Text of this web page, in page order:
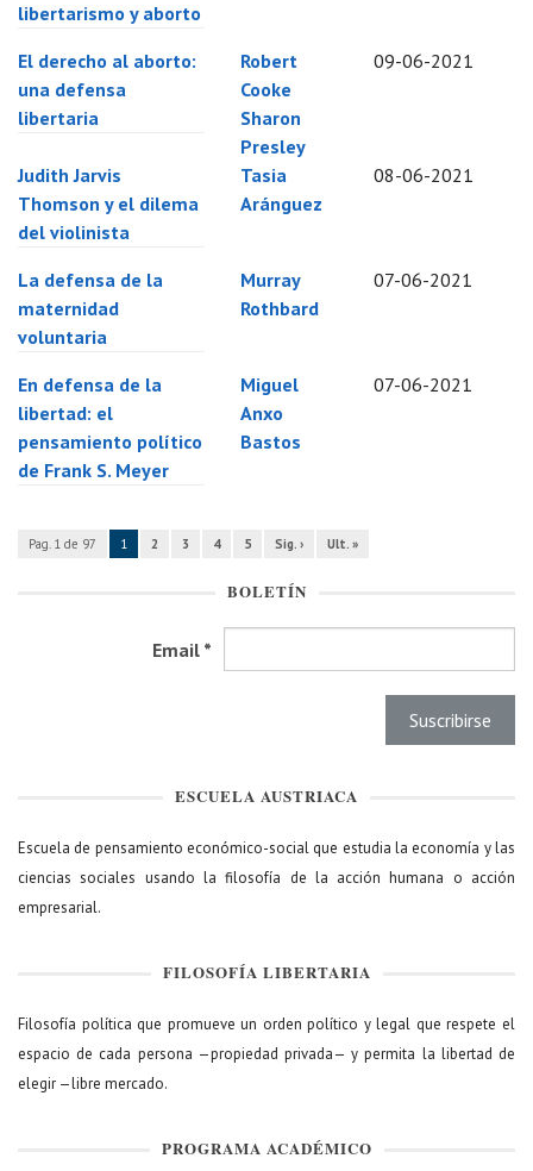
libertarismo y aborto
El derecho al aborto:
una defensa
libertaria
Robert
Cooke
Sharon
Presley
09-06-2021
Judith Jarvis
Thomson y el dilema
del violinista
Tasia
Aránguez
08-06-2021
La defensa de la
maternidad
voluntaria
Murray
Rothbard
07-06-2021
En defensa de la
libertad: el
pensamiento político
de Frank S. Meyer
Miguel
Anxo
Bastos
07-06-2021
Pag. 1 de 97 1 2 3 4 5 Sig. › Ult. »
BOLETÍN
Email *
ESCUELA AUSTRIACA
Escuela de pensamiento económico-social que estudia la economía y las
ciencias sociales usando la filosofía de la acción humana o acción
empresarial.
FILOSOFÍA LIBERTARIA
Filosofía política que promueve un orden político y legal que respete el
espacio de cada persona —propiedad privada— y permita la libertad de
elegir —libre mercado.
PROGRAMA ACADÉMICO